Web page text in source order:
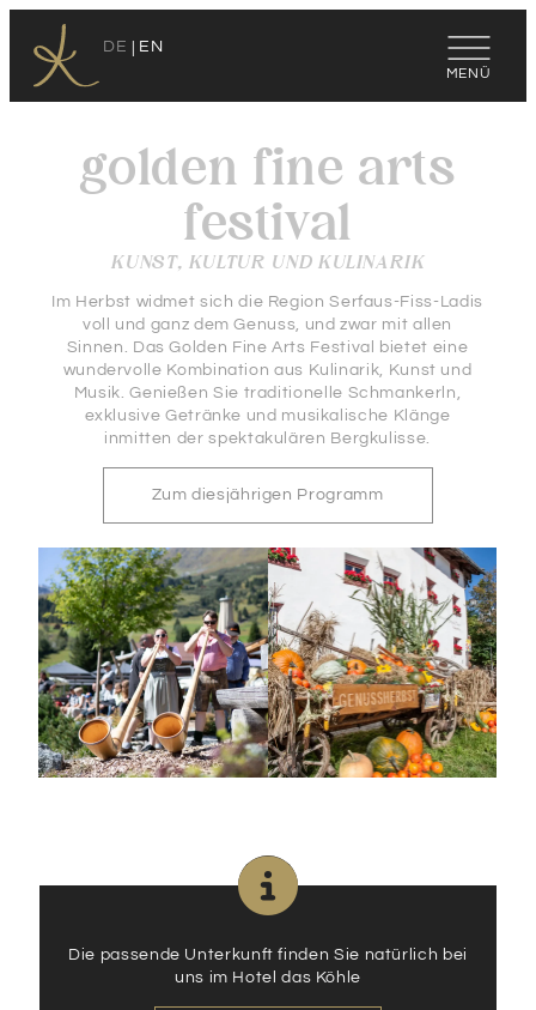
DE EN
golden fine arts
festival
KUNST, KULTUR UND KULINARIK
Im Herbst widmet sich die Region Serfaus-Fiss-Ladis
voll und ganz dem Genuss, und zwar mit allen
Sinnen. Das Golden Fine Arts Festival bietet eine
wundervolle Kombination aus Kulinarik, Kunst und
Musik. Genießen Sie traditionelle Schmankerln,
exklusive Getränke und musikalische Klänge
inmitten der spektakulären Bergkulisse.
Zum diesjährigen Programm
Die passende Unterkunft finden Sie natürlich bei
uns im Hotel das Köhle